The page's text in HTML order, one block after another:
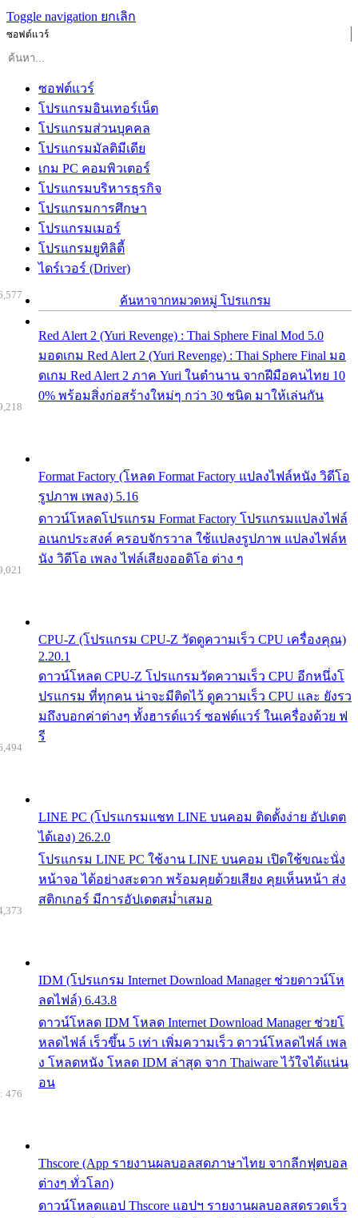
Toggle navigation ยกเลิก
ซอฟต์แวร์
ซอฟต์แวร์
โปรแกรมอินเทอร์เน็ต
โปรแกรมส่วนบุคคล
โปรแกรมมัลติมีเดีย
เกม PC คอมพิวเตอร์
โปรแกรมบริหารธุรกิจ
โปรแกรมการศึกษา
โปรแกรมเมอร์
โปรแกรมยูทิลิตี้
ไดร์เวอร์ (Driver)
ค้นหาจากหมวดหมู่ โปรแกรม
Red Alert 2 (Yuri Revenge) : Thai Sphere Final Mod 5.0
มอดเกม Red Alert 2 (Yuri Revenge) : Thai Sphere Final มอ
ดเกม Red Alert 2 ภาค Yuri ในตำนาน จากฝีมือคนไทย 10
0% พร้อมสิ่งก่อสร้างใหม่ๆ กว่า 30 ชนิด มาให้เล่นกัน
Format Factory (โหลด Format Factory แปลงไฟล์หนัง วิดีโอ
รูปภาพ เพลง) 5.16
ดาวน์โหลดโปรแกรม Format Factory โปรแกรมแปลงไฟล์
อเนกประสงค์ ครอบจักรวาล ใช้แปลงรูปภาพ แปลงไฟล์ห
นัง วิดีโอ เพลง ไฟล์เสียงออดิโอ ต่าง ๆ
CPU-Z (โปรแกรม CPU-Z วัดดูความเร็ว CPU เครื่องคุณ)
2.20.1
ดาวน์โหลด CPU-Z โปรแกรมวัดความเร็ว CPU อีกหนึ่งโ
ปรแกรม ที่ทุกคน น่าจะมีติดไว้ ดูความเร็ว CPU และ ยังรว
มถึงบอกค่าต่างๆ ทั้งฮารด์แวร์ ซอฟต์แวร์ ในเครื่องด้วย ฟ
รี
LINE PC (โปรแกรมแชท LINE บนคอม ติดตั้งง่าย อัปเดต
ได้เอง) 26.2.0
โปรแกรม LINE PC ใช้งาน LINE บนคอม เปิดใช้ขณะนั่ง
หน้าจอ ได้อย่างสะดวก พร้อมคุยด้วยเสียง คุยเห็นหน้า ส่ง
สติกเกอร์ มีการอัปเดตสม่ำเสมอ
IDM (โปรแกรม Internet Download Manager ช่วยดาวน์โห
ลดไฟล์) 6.43.8
ดาวน์โหลด IDM โหลด Internet Download Manager ช่วยโ
หลดไฟล์ เร็วขึ้น 5 เท่า เพิ่มความเร็ว ดาวน์โหลดไฟล์ เพล
ง โหลดหนัง โหลด IDM ล่าสุด จาก Thaiware ไว้ใจได้แน่น
อน
Thscore (App รายงานผลบอลสดภาษาไทย จากลีกฟุตบอล
ต่างๆ ทั่วโลก)
ดาวน์โหลดแอป Thscore แอปฯ รายงานผลบอลสดรวดเร็ว
476